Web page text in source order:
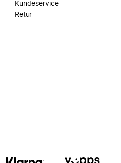
Kundeservice
Retur